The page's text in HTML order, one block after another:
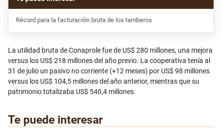
Récord para la facturación bruta de los tamberos
La utilidad bruta de Conaprole fue de US$ 280 millones, una mejora
versus los US$ 218 millones del año previo. La cooperativa tenía al
31 de julio un pasivo no corriente (+12 meses) por US$ 98 millones
versus los US$ 104,5 millones del año anterior, mientras que su
patrimonio totalizaba US$ 540,4 millones.
Te puede interesar